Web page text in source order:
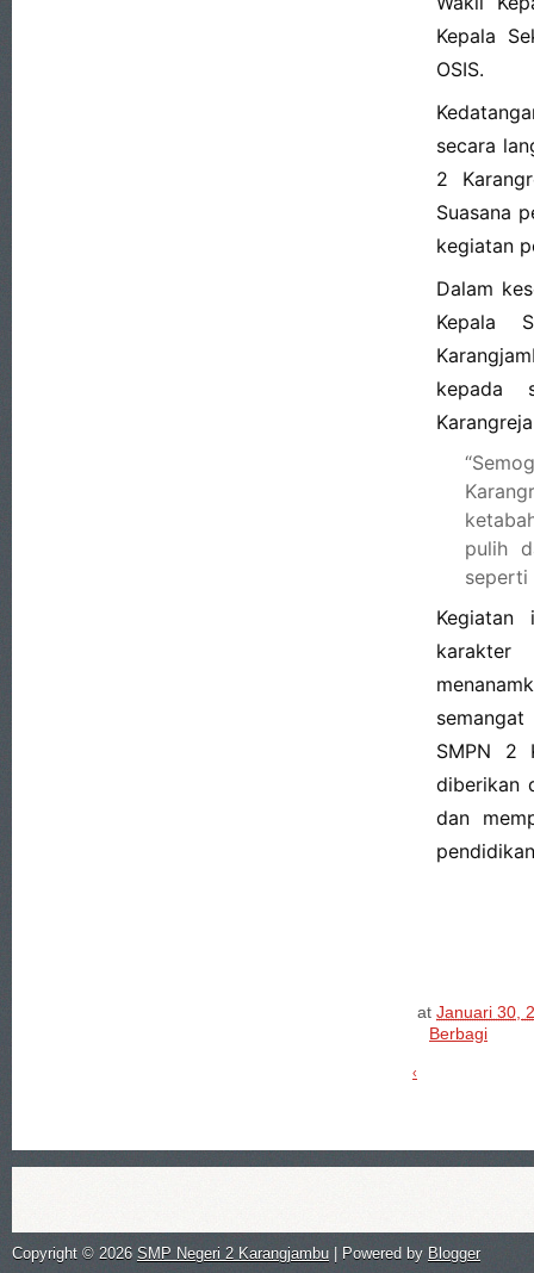
Kepala
OSIS.
secara
2
Suasana
kegiatan
Dalam
Kepala
kepada
pulih
seperti
Kegiatan
SMPN 2
diberikan
dan
at Januari 30,
Berbagi
‹
Copyright © 2026 SMP Negeri 2 Karangjambu | Powered by Blogger